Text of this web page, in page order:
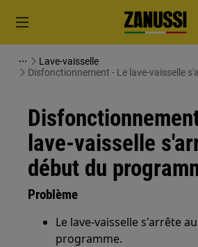
Lave-vaisselle
Disfonctionnement - Le lave-vaisselle
lave-vaisselle
début du
Problème
Le lave-vaisselle s'arrête
programme.